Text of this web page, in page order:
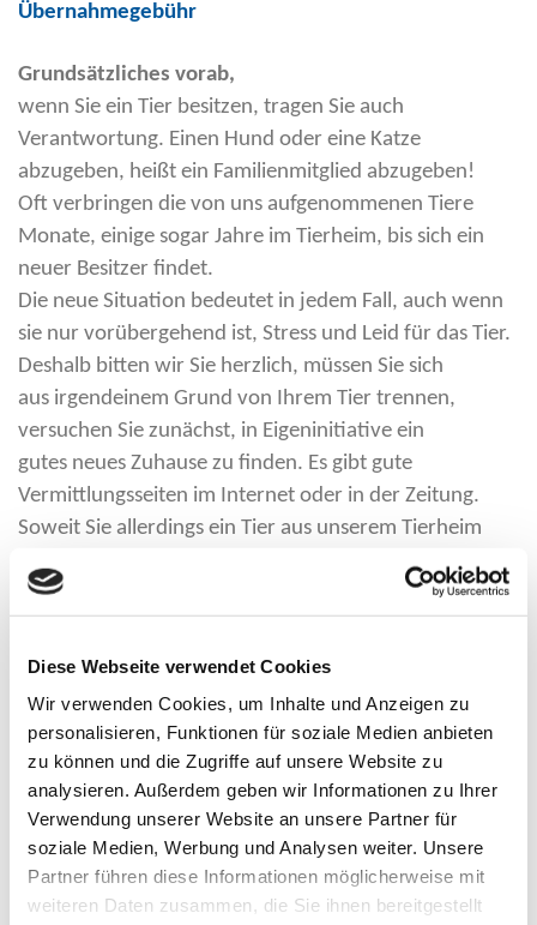
Diese Webseite verwendet Cookies
Wir verwenden Cookies, um Inhalte und Anzeigen zu
personalisieren, Funktionen für soziale Medien anbieten
zu können und die Zugriffe auf unsere Website zu
analysieren. Außerdem geben wir Informationen zu Ihrer
Verwendung unserer Website an unsere Partner für
soziale Medien, Werbung und Analysen weiter. Unsere
Partner führen diese Informationen möglicherweise mit
weiteren Daten zusammen, die Sie ihnen bereitgestellt
Übernahmegebühr
Grundsätzliches vorab,
wenn Sie ein Tier besitzen, tragen Sie auch
Verantwortung. Einen Hund oder eine Katze
abzugeben, heißt ein Familienmitglied abzugeben!
Oft verbringen die von uns aufgenommenen Tiere
Monate, einige sogar Jahre im Tierheim, bis sich ein
neuer Besitzer findet.
Die neue Situation bedeutet in jedem Fall, auch wenn
sie nur vorübergehend ist, Stress und Leid für das Tier.
Deshalb bitten wir Sie herzlich, müssen Sie sich
aus irgendeinem Grund von Ihrem Tier trennen,
versuchen Sie zunächst, in Eigeninitiative ein
gutes neues Zuhause zu finden. Es gibt gute
Vermittlungsseiten im Internet oder in der Zeitung.
Soweit Sie allerdings ein Tier aus unserem Tierheim
übernommen haben, bitten wir Sie, sich direkt an uns
zu wenden.
Warum muss ich dem Tierheim Geld bezahlen, wenn
Die Abgabe eines Tieres in die Obhut des Tierheims
kostet Geld, Verlangt wird eine sogenannte
Abgabegebühr.
Gründe hierfür sind:
Die Abgabe eines Tieres soll wohl überlegt sein
und darf nicht vereinfacht werden.